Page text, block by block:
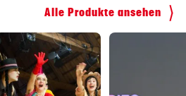
Alle Produkte ansehen